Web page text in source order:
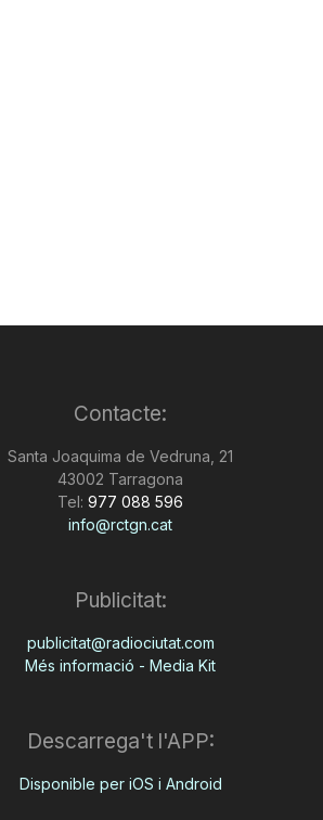
Contacte:
Santa Joaquima de Vedruna, 21
43002 Tarragona
Tel: 977 088 596
info@rctgn.cat
Publicitat:
publicitat@radiociutat.com
Més informació - Media Kit
Descarrega't l'APP:
Disponible per iOS i Android